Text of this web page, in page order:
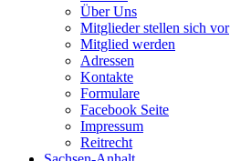
Über Uns
Mitglieder stellen sich vor
Mitglied werden
Adressen
Kontakte
Formulare
Facebook Seite
Impressum
Reitrecht